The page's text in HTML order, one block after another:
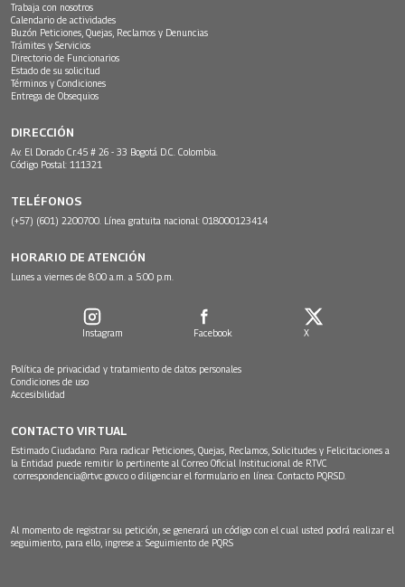
Trabaja con nosotros
Calendario de actividades
Buzón Peticiones, Quejas, Reclamos y Denuncias
Trámites y Servicios
Directorio de Funcionarios
Estado de su solicitud
Términos y Condiciones
Entrega de Obsequios
DIRECCIÓN
Av. El Dorado Cr.45 # 26 - 33 Bogotá D.C. Colombia.
Código Postal: 111321
TELÉFONOS
(+57) (601) 2200700. Línea gratuita nacional: 018000123414
HORARIO DE ATENCIÓN
Lunes a viernes de 8:00 a.m. a 5:00 p.m.
Instagram Facebook X
Política de privacidad y tratamiento de datos personales
Condiciones de uso
Accesibilidad
CONTACTO VIRTUAL
Estimado Ciudadano: Para radicar Peticiones, Quejas, Reclamos, Solicitudes y Felicitaciones a
la Entidad puede remitir lo pertinente al Correo Oficial Institucional de RTVC
correspondencia@rtvc.gov.co o diligenciar el formulario en línea: Contacto PQRSD.
Al momento de registrar su petición, se generará un código con el cual usted podrá realizar el
seguimiento, para ello, ingrese a: Seguimiento de PQRS